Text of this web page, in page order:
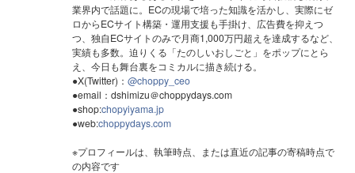
業界内で話題に。ECの現場で培った知識を活かし、実際にゼ
ロからECサイト構築・運用支援も手掛け、広告費を抑えつ
つ、独自ECサイトのみで月商1,000万円超えを達成するなど、
実績も多数。迫りくる「たのしいおしごと」をポップにとら
え、今日も舞台裏をコミカルに描き続ける。
●X(Twitter)：@choppy_ceo
●email：dshimizu＠choppydays.com
●shop:chopyiyama.jp
●web:choppydays.com
※プロフィールは、執筆時点、または直近の記事の寄稿時点で
の内容です